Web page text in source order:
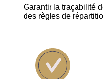
Garantir la traçabilité
des règles de